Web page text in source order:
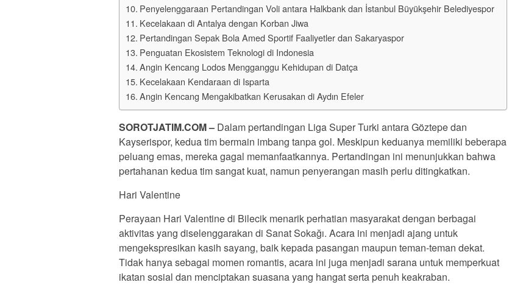
Penyelenggaraan Pertandingan Voli antara Halkbank dan İstanbul Büyükşehir Belediyespor
Kecelakaan di Antalya dengan Korban Jiwa
Pertandingan Sepak Bola Amed Sportif Faaliyetler dan Sakaryaspor
Penguatan Ekosistem Teknologi di Indonesia
Angin Kencang Lodos Mengganggu Kehidupan di Datça
Kecelakaan Kendaraan di Isparta
Angin Kencang Mengakibatkan Kerusakan di Aydın Efeler
SOROTJATIM.COM – Dalam pertandingan Liga Super Turki antara Göztepe dan
Kayserispor, kedua tim bermain imbang tanpa gol. Meskipun keduanya memiliki beberapa
peluang emas, mereka gagal memanfaatkannya. Pertandingan ini menunjukkan bahwa
pertahanan kedua tim sangat kuat, namun penyerangan masih perlu ditingkatkan.
Hari Valentine
Perayaan Hari Valentine di Bilecik menarik perhatian masyarakat dengan berbagai
aktivitas yang diselenggarakan di Sanat Sokağı. Acara ini menjadi ajang untuk
mengekspresikan kasih sayang, baik kepada pasangan maupun teman-teman dekat.
Tidak hanya sebagai momen romantis, acara ini juga menjadi sarana untuk memperkuat
ikatan sosial dan menciptakan suasana yang hangat serta penuh keakraban.